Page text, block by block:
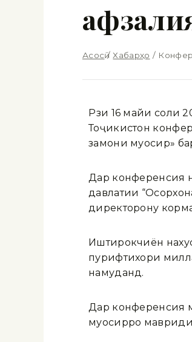
Асосӣ / Хабарҳо /
Рӯзи 16 майи соли
Тоҷикистон
замони муосир»
Дар конференсия
давлатии
директорону
Иштирокчиён
пурифтихори
намуданд.
Дар конференсия
муосирро мавриди